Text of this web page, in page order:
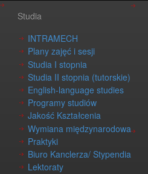
Studia
INTRAMECH
Plany zajęć i sesji
Studia I stopnia
Studia II stopnia (tutorskie)
English-language studies
Programy studiów
Jakość Kształcenia
Wymiana międzynarodowa
Praktyki
Biuro Kanclerza/ Stypendia
Lektoraty